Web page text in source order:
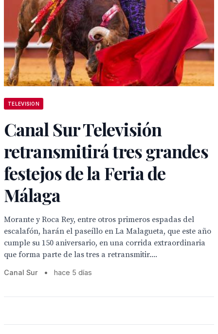
TELEVISION
Canal Sur Televisión
retransmitirá tres grandes
festejos de la Feria de
Málaga
Morante y Roca Rey, entre otros primeros espadas del
escalafón, harán el paseíllo en La Malagueta, que este año
cumple su 150 aniversario, en una corrida extraordinaria
que forma parte de las tres a retransmitir....
Canal Sur • hace 5 días